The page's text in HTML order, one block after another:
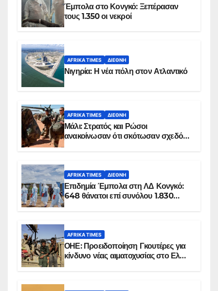
Έμπολα στο Κονγκό: Ξεπέρασαν
τους 1.350 οι νεκροί
AFRIKA TIMES ΔΙΕΘΝΉ
Νιγηρία: Η νέα πόλη στον Ατλαντικό
AFRIKA TIMES ΔΙΕΘΝΉ
Μάλι: Στρατός και Ρώσοι
ανακοίνωσαν ότι σκότωσαν σχεδόν
AFRIKA TIMES ΔΙΕΘΝΉ
Επιδημία Έμπολα στη ΛΔ Κονγκό:
648 θάνατοι επί συνόλου 1.830
AFRIKA TIMES
ΟΗΕ: Προειδοποίηση Γκουτέρες για
κίνδυνο νέας αιματοχυσίας στο Ελ